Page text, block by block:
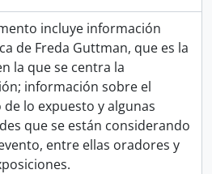
incluye información
de Freda Guttman, que es la
la que se centra la
información sobre el
lo expuesto y algunas
que se están considerando
entre ellas oradores y